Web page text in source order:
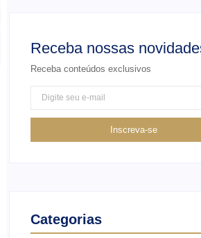
Receba nossas
Receba conteúdos exclusivos
Inscreva-se
Categorias